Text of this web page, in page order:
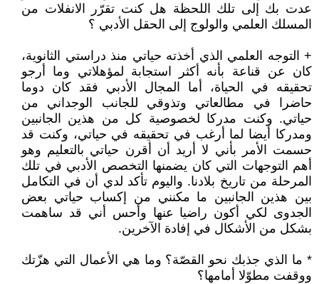
عدت بك إلى تلك اللحظة هل كنت تقرّر الانفلات من
المسلك العلمي والولوج إلى الحقل الأدبي ؟
+ التوجه العلمي الذي أخذته حياتي منذ دراستي الثانوية،
كان عن قناعة بأنه أكثر استجابة لمؤهلاتي وما أرجو
تحقيقه في الحياة، أما المجال الأدبي فقد كان دوما
حاضرا في مطالعاتي وتذوقي للجانب الوجداني من
حياتي. وكنت مدركا لخصوصية كل من هذين الجانبين
ومدركا أيضا لما أرغب في تحقيقه في حياتي، وكنت قد
حسمت الأمر بأني لا أريد أن أقرن حياتي بالتعليم وهو
أهم التوجهات التي كان يضمنها التخصص الأدبي في تلك
المرحلة من تاريخ بلادنا. واليوم تأكد لدي أن في التكامل
بين هذين الجانبين ما مكنني من إكساب حياتي بعض
الجدوى لكي أكون راضيا عنها وأحس أني قد ساهمت
بشكل من الأشكال في إفادة الآخرين.
* ما الذي جذبك نحو القصّة؟ وما هي الأعمال التي هزّتك
ووقفت مطوّلا أمامها؟